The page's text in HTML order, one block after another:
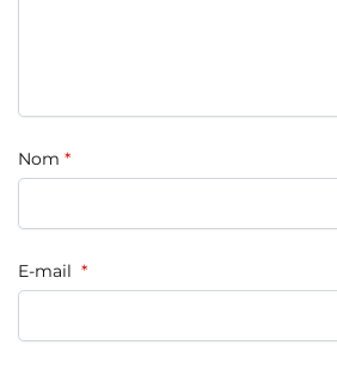
Nom *
E-mail *